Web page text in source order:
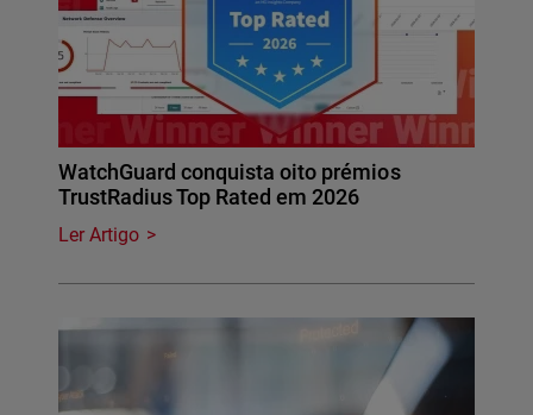
WatchGuard conquista oito prémios
TrustRadius Top Rated em 2026
Ler Artigo